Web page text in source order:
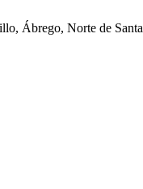
Ábrego, Norte de